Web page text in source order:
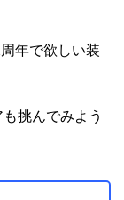
年で欲しい装
挑んでみよう